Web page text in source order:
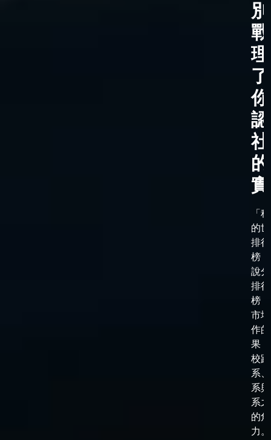
實
「
的
排行
榜
說
排行
榜
市
作
果
校跟
系
系
系
的角
力